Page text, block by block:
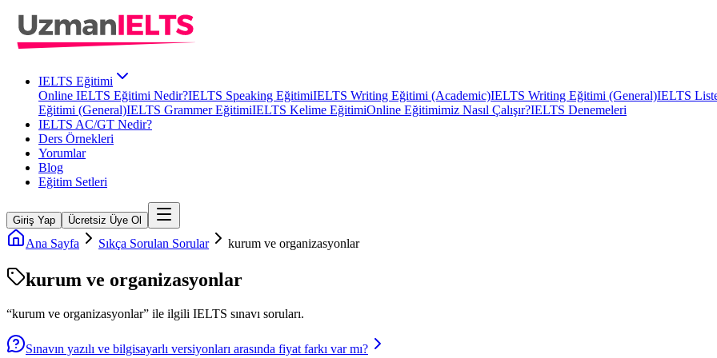
IELTS Eğitimi
Online IELTS Eğitimi Nedir?IELTS Speaking EğitimiIELTS Writing Eğitimi (Academic)IELTS Writing Eğitimi (General)IELTS
Eğitimi (General)IELTS Grammer EğitimiIELTS Kelime EğitimiOnline Eğitimimiz Nasıl Çalışır?IELTS Denemeleri
IELTS AC/GT Nedir?
Ders Örnekleri
Yorumlar
Blog
Eğitim Setleri
Giriş Yap Ücretsiz Üye Ol
Ana Sayfa Sıkça Sorulan Sorular kurum ve organizasyonlar
kurum ve organizasyonlar
“kurum ve organizasyonlar” ile ilgili IELTS sınavı soruları.
Sınavın yazılı ve bilgisayarlı versiyonları arasında fiyat farkı var mı?